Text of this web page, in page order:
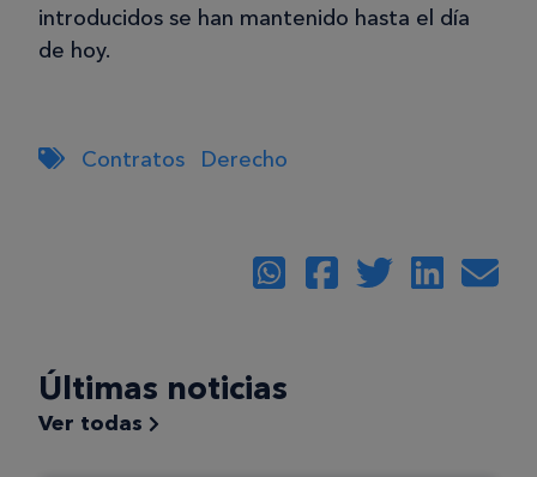
introducidos se han mantenido hasta el día
de hoy.
Contratos Derecho
Últimas noticias
Ver todas